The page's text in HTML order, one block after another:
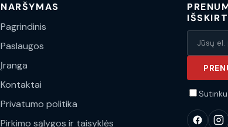
NARŠYMAS
Pagrindinis
Paslaugos
Įranga
Kontaktai
Privatumo politika
Pirkimo sąlygos ir taisyklės